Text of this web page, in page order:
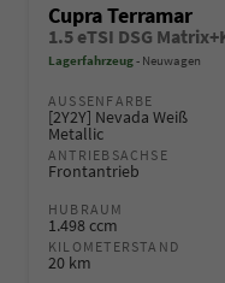
Cupra Terramar
Lagerfahrzeug Neuwagen
AUSSENFARBE
[2Y2Y] Nevada Weiß
Metallic
ANTRIEBSACHSE
Frontantrieb
HUBRAUM
1.498 ccm
KILOMETERSTAND
20 km